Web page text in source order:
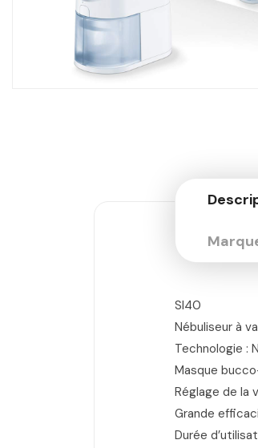
SI40
Nébuliseur à
Technologie :
Masque
Réglage de la
Grande
Durée